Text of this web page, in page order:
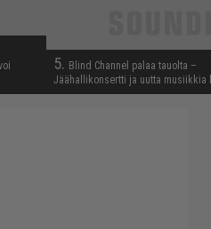
5. Blind Channel palaa tauolta –
Jäähallikonsertti ja uutta musiikkia